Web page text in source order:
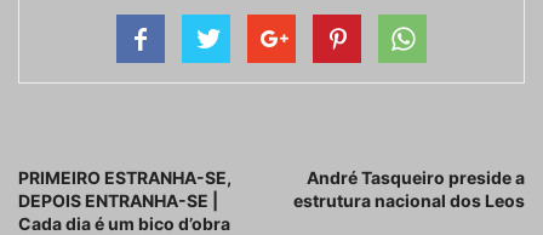
PRIMEIRO ESTRANHA-SE,
DEPOIS ENTRANHA-SE |
Cada dia é um bico d’obra
André Tasqueiro preside a
estrutura nacional dos Leos